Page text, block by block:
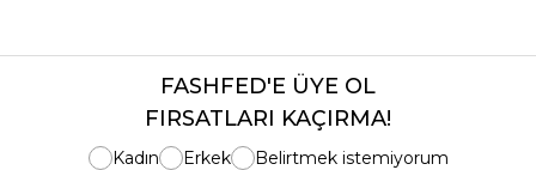
FASHFED'E ÜYE OL
FIRSATLARI KAÇIRMA!
Kadın Erkek
Belirtmek istemiyorum